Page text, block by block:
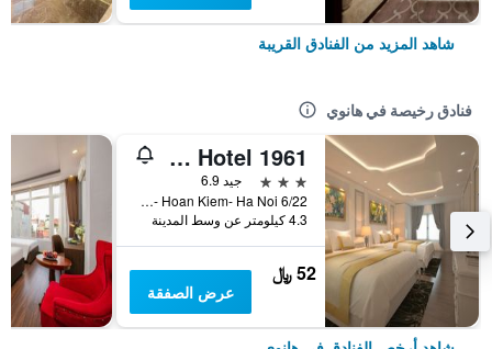
شاهد المزيد من الفنادق القريبة
فنادق رخيصة في هانوي
Old Quarter Hotel 1961
3 نجوم
جيد 6.9
6/22 Hang Voi Street- Ly Thai To- Hoan Kiem- Ha Noi, هانوي, فيتنام
4.3 كيلومتر عن وسط المدينة
52 ﷼
عرض الصفقة